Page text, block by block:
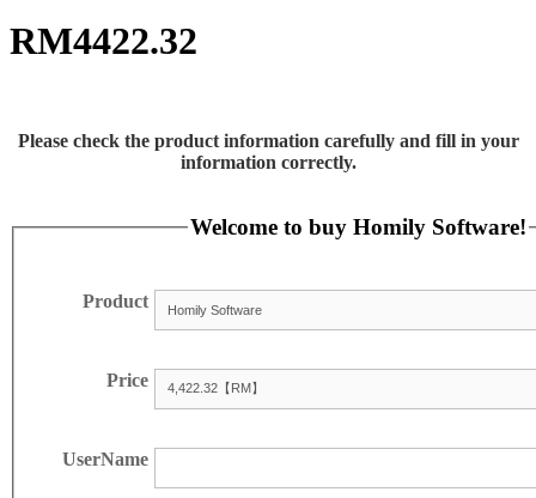
RM4422.32
Please check the product information carefully and fill in your
information correctly.
Welcome to buy Homily Software!
Product
Price
UserName